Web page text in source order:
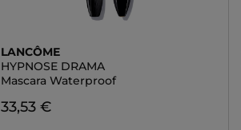
LANCÔME
HYPNOSE DRAMA
Mascara Waterproof
33,53 €